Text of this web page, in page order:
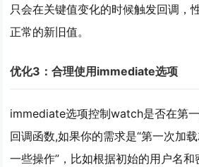
只会在关键值变化的时候触发回调，
正常的新旧值。
优化3：合理使用immediate选项
immediate选项控制watch是否在第
回调函数,如果你的需求是“第一次加
一些操作”，比如根据初始的用户名